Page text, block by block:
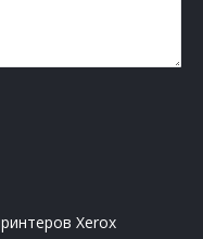
Xerox